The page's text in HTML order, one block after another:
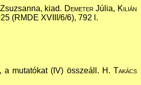
kiad. DemeterJúlia, Kilián
(RMDE XVIII/6/6), 792 l.
a mutatókat (IV) összeáll. H. Takács